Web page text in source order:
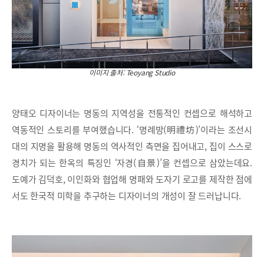
이미지 출처: Teoyang Studio
양태오 디자이너는 명동의 지역성을 전통적인 컨셉으로 해석하고
역동적인 스토리를 부여했습니다. ‘명례방(明禮坊)’이라는 조선시
대의 지명을 활용해 명동의 역사적인 측면을 집어내고, 집이 스스로
경치가 되는 한옥의 특징인 ‘자경(自景)’을 컨셉으로 삼았는데요.
도예가 김덕호, 이인화와 협업해 명패와 도자기 로고를 제작한 점에
서도 한국적 미학을 추구하는 디자이너의 개성이 잘 드러납니다.